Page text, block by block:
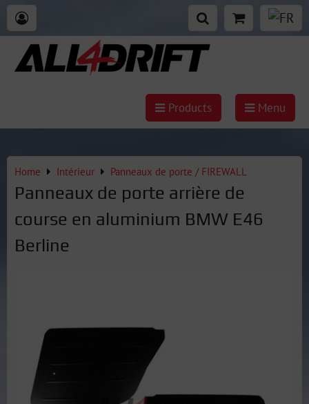
Products Menu
Home Intérieur Panneaux de porte / FIREWALL
Panneaux de porte arrière de
course en aluminium BMW E46
Berline